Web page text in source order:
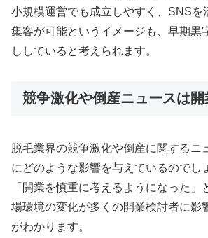
小規模運営でも成立しやすく、SNSを
集客が可能というイメージも、早期黒
ししていると考えられます。
競争激化や倒産ニュースは
脱毛業界の競争激化や倒産に関するニ
にどのような影響を与えているのでし
「開業を慎重に考えるようになった」
場環境の変化が多くの開業検討者に影
がわかります。